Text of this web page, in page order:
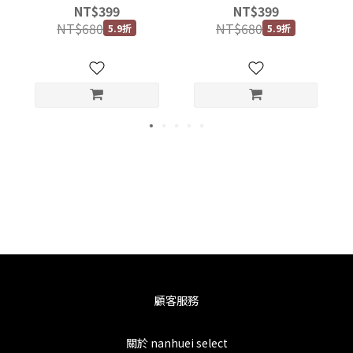
NT$399
NT$680 5.9折
NT$399
NT$680 5.9折
顧客服務
關於 nanhuei select